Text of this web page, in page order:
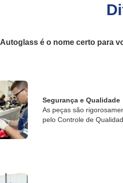
é o nome certo para
Segurança e Qualidade
As peças são
pelo Controle de